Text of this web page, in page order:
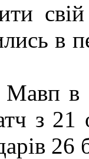
в
в
з 21
26